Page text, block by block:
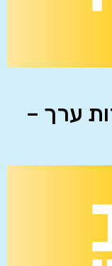
ערך –